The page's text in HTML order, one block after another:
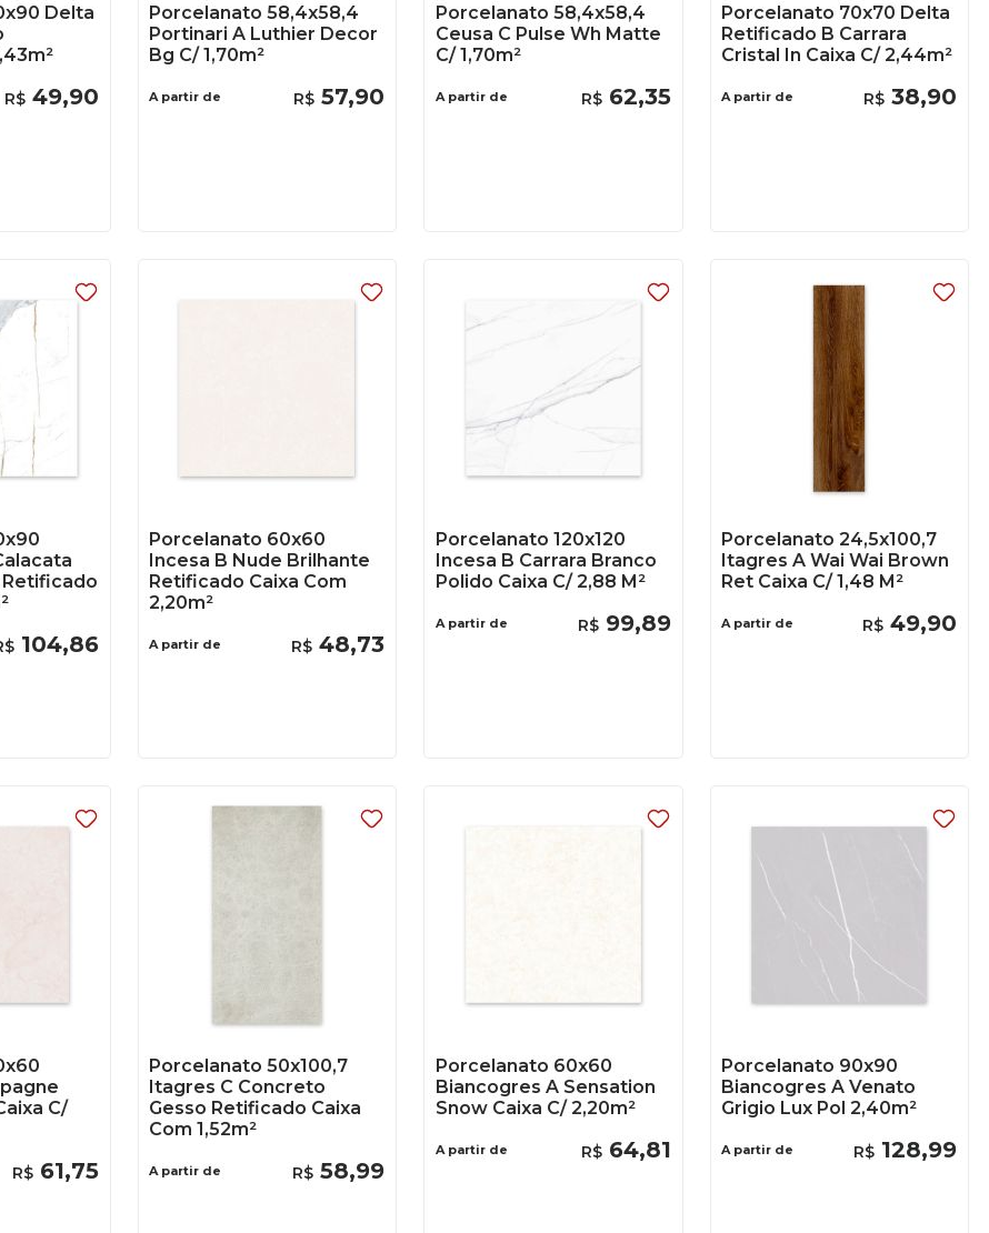
Delta
R$ 49,90
Porcelanato 58,4x58,4
Portinari A Luthier Decor
Bg C/ 1,70m²
A partir de R$ 57,90
Porcelanato 58,4x58,4
Ceusa C Pulse Wh Matte
C/ 1,70m²
A partir de R$ 62,35
Porcelanato 70x70 Delta
Retificado B Carrara
Cristal In Caixa C/ 2,44m²
A partir de R$ 38,90
Retificado
104,86
Porcelanato 60x60
Incesa B Nude Brilhante
Retificado Caixa Com
2,20m²
A partir de R$ 48,73
Porcelanato 120x120
Incesa B Carrara Branco
Polido Caixa C/ 2,88 M²
A partir de R$ 99,89
Porcelanato 24,5x100,7
Itagres A Wai Wai Brown
Ret Caixa C/ 1,48 M²
A partir de R$ 49,90
C/
R$ 61,75
Porcelanato 50x100,7
Itagres C Concreto
Gesso Retificado Caixa
Com 1,52m²
A partir de R$ 58,99
Porcelanato 60x60
Biancogres A Sensation
Snow Caixa C/ 2,20m²
A partir de R$ 64,81
Porcelanato 90x90
Biancogres A Venato
Grigio Lux Pol 2,40m²
A partir de R$ 128,99